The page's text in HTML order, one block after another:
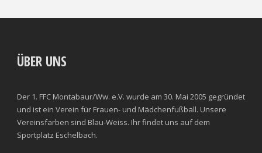
ÜBER UNS
Der 1. FFC Montabaur/Ww. e.V. wurde am 30. Mai 2005 gegründet
und ist ein Verein für Frauen- und Mädchenfußball. Unsere
Vereinsfarben sind Blau-Weiss. Ihr findet uns auf dem
Sportplatz Eschelbach.